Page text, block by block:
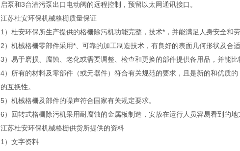
启泵和3台潜污泵出口电动阀的远程控制，预留以太网通讯接口。
江苏杜安环保机械格栅质量保证
1）杜安环保所生产提供的格栅除污机功能完整，技术*，并能满足人身安全和
2）机械格栅零部件采用*、可靠的加工制造技术，有良好的表面几何形状及合
3）易于磨损、腐蚀、老化或需要调整、检查和更换的部件提供备用品，并能
4）所有的材料及零部件（或元器件）符合有关规范的要求，且是新的和优质
的互换性。
5）机械格栅及部件的噪声符合国家有关规定要求。
6）回转式格栅除污机采用耐腐蚀的金属板制造，安放在运行人员容易看到的地
江苏杜安环保机械格栅供货所提供的资料
1）文字资料